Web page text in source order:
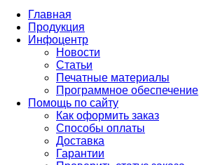
Главная
Продукция
Инфоцентр
Новости
Статьи
Печатные материалы
Программное обеспечение
Помощь по сайту
Как оформить заказ
Способы оплаты
Доставка
Гарантии